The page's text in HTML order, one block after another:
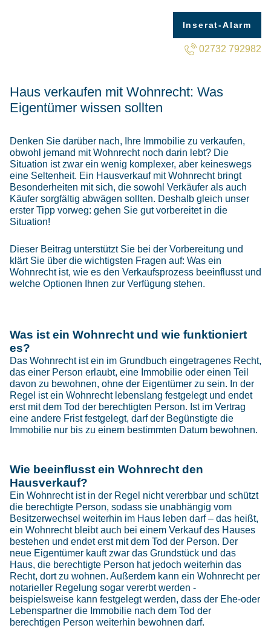
Inserat-Alarm
02732 792982
Haus verkaufen mit Wohnrecht: Was
Eigentümer wissen sollten
Denken Sie darüber nach, Ihre Immobilie zu verkaufen,
obwohl jemand mit Wohnrecht noch darin lebt? Die
Situation ist zwar ein wenig komplexer, aber keineswegs
eine Seltenheit. Ein Hausverkauf mit Wohnrecht bringt
Besonderheiten mit sich, die sowohl Verkäufer als auch
Käufer sorgfältig abwägen sollten. Deshalb gleich unser
erster Tipp vorweg: gehen Sie gut vorbereitet in die
Situation!
Dieser Beitrag unterstützt Sie bei der Vorbereitung und
klärt Sie über die wichtigsten Fragen auf: Was ein
Wohnrecht ist, wie es den Verkaufsprozess beeinflusst und
welche Optionen Ihnen zur Verfügung stehen.
Was ist ein Wohnrecht und wie funktioniert
es?
Das Wohnrecht ist ein im Grundbuch eingetragenes Recht,
das einer Person erlaubt, eine Immobilie oder einen Teil
davon zu bewohnen, ohne der Eigentümer zu sein. In der
Regel ist ein Wohnrecht lebenslang festgelegt und endet
erst mit dem Tod der berechtigten Person. Ist im Vertrag
eine andere Frist festgelegt, darf der Begünstigte die
Immobilie nur bis zu einem bestimmten Datum bewohnen.
Wie beeinflusst ein Wohnrecht den
Hausverkauf?
Ein Wohnrecht ist in der Regel nicht vererbbar und schützt
die berechtigte Person, sodass sie unabhängig vom
Besitzerwechsel weiterhin im Haus leben darf – das heißt,
ein Wohnrecht bleibt auch bei einem Verkauf des Hauses
bestehen und endet erst mit dem Tod der Person. Der
neue Eigentümer kauft zwar das Grundstück und das
Haus, die berechtigte Person hat jedoch weiterhin das
Recht, dort zu wohnen. Außerdem kann ein Wohnrecht per
notarieller Regelung sogar vererbt werden -
beispielsweise kann festgelegt werden, dass der Ehe-oder
Lebenspartner die Immobilie nach dem Tod der
berechtigen Person weiterhin bewohnen darf.